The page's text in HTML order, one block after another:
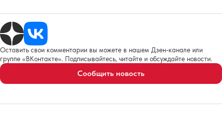
Оставить свои комментарии вы можете в нашем Дзен-канале или
группе «ВКонтакте». Подписывайтесь, читайте и обсуждайте новости.
Сообщить новость